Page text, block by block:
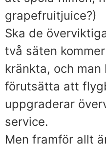
grapefruitjuice?)
Ska de
två säten
kränkta, och man
förutsätta att
uppgraderar
service.
Men framför allt